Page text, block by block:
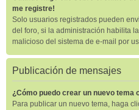
me registre!
Solo usuarios registrados pueden
del foro, si la administración habilita
malicioso del sistema de e-mail por
Publicación de mensajes
¿Cómo puedo crear un nuevo tema
Para publicar un nuevo tema, haga